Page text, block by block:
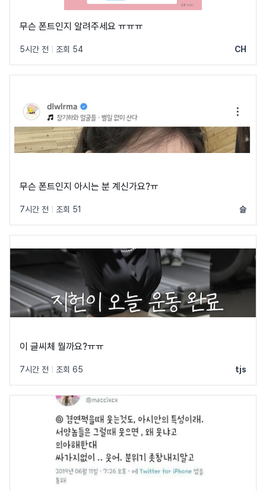
무슨 폰트인지 알려주세요 ㅠㅠㅠ
5시간 전 조회 54 CH
무슨 폰트인지 아시는 분 계신가요?ㅠ
7시간 전 조회 51 슬
이 글씨체 뭘까요?ㅠㅠ
7시간 전 조회 65 tjs